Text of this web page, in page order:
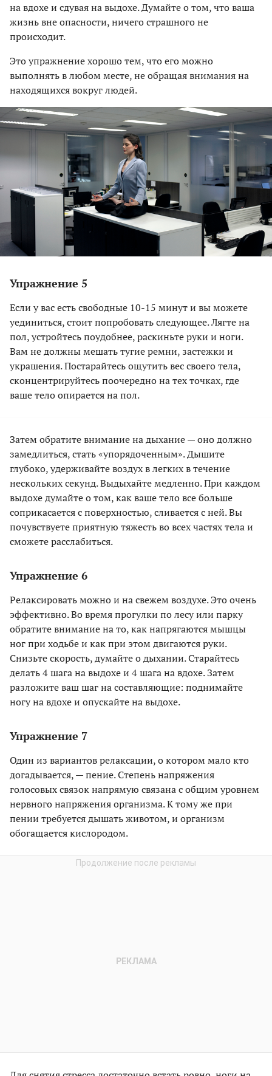
на вдохе и сдувая на выдохе. Думайте о том, что ваша
жизнь вне опасности, ничего страшного не
происходит.
Это упражнение хорошо тем, что его можно
выполнять в любом месте, не обращая внимания на
находящихся вокруг людей.
Упражнение 5
Если у вас есть свободные 10-15 минут и вы можете
уединиться, стоит попробовать следующее. Лягте на
пол, устройтесь поудобнее, раскиньте руки и ноги.
Вам не должны мешать тугие ремни, застежки и
украшения. Постарайтесь ощутить вес своего тела,
сконцентрируйтесь поочередно на тех точках, где
ваше тело опирается на пол.
Затем обратите внимание на дыхание — оно должно
замедлиться, стать «упорядоченным». Дышите
глубоко, удерживайте воздух в легких в течение
нескольких секунд. Выдыхайте медленно. При каждом
выдохе думайте о том, как ваше тело все больше
соприкасается с поверхностью, сливается с ней. Вы
почувствуете приятную тяжесть во всех частях тела и
сможете расслабиться.
Упражнение 6
Релаксировать можно и на свежем воздухе. Это очень
эффективно. Во время прогулки по лесу или парку
обратите внимание на то, как напрягаются мышцы
ног при ходьбе и как при этом двигаются руки.
Снизьте скорость, думайте о дыхании. Старайтесь
делать 4 шага на выдохе и 4 шага на вдохе. Затем
разложите ваш шаг на составляющие: поднимайте
ногу на вдохе и опускайте на выдохе.
Упражнение 7
Один из вариантов релаксации, о котором мало кто
догадывается, — пение. Степень напряжения
голосовых связок напрямую связана с общим уровнем
нервного напряжения организма. К тому же при
пении требуется дышать животом, и организм
обогащается кислородом.